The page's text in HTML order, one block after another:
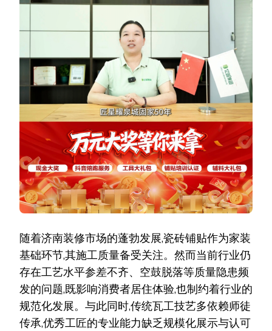
随着济南装修市场的蓬勃发展,瓷砖铺贴作为家装
基础环节,其施工质量备受关注。然而当前行业仍
存在工艺水平参差不齐、空鼓脱落等质量隐患频
发的问题,既影响消费者居住体验,也制约着行业的
规范化发展。与此同时,传统瓦工技艺多依赖师徒
传承,优秀工匠的专业能力缺乏规模化展示与认可